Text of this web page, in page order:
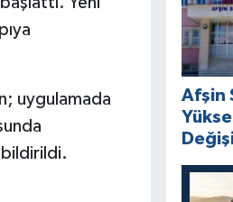
uygulamada
bildirildi.
Afşin